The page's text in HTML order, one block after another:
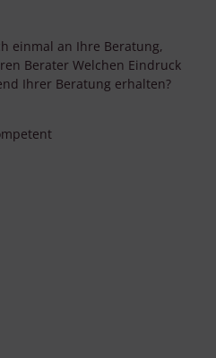
einmal an Ihre Beratung,
Berater Welchen Eindruck
Ihrer Beratung erhalten?